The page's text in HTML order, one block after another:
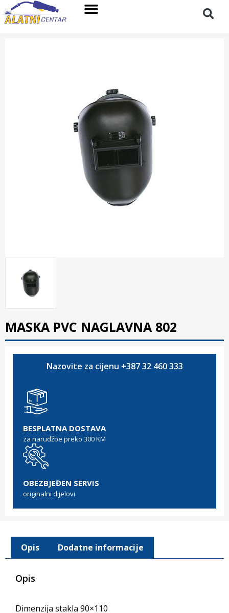
MASKA PVC NAGLAVNA 802
Nazovite za cijenu +387 32 460 333
BESPLATNA DOSTAVA
za narudžbe preko 300 KM
OBEZBJEĐEN SERVIS
originalni dijelovi
Opis Dodatne informacije
Opis
Dimenzija stakla 90×110